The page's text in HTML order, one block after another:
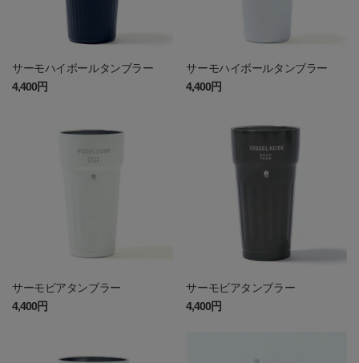
サーモハイボールタンブラー
4,400円
サーモハイボールタンブラー
4,400円
サーモビアタンブラー
4,400円
サーモビアタンブラー
4,400円